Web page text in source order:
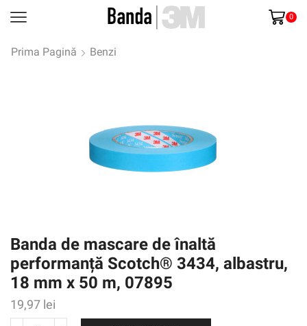
0
Prima Pagină Benzi
Banda de mascare de înaltă
performanță Scotch® 3434, albastru,
18 mm x 50 m, 07895
19,97 lei